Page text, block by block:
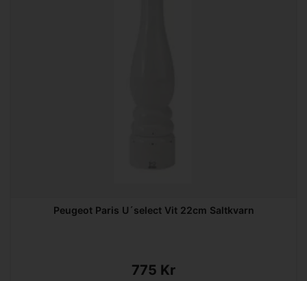
Peugeot Paris U´select Vit 22cm Saltkvarn
775 Kr